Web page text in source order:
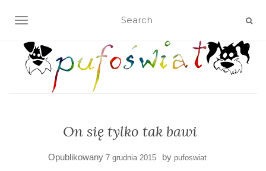
TOGGLE NAVIGATION
On się tylko tak bawi
Opublikowany 7 grudnia 2015 by pufoswiat